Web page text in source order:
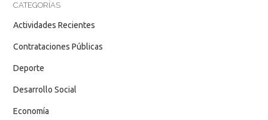
CATEGORÍAS
Actividades Recientes
Contrataciones Públicas
Deporte
Desarrollo Social
Economía